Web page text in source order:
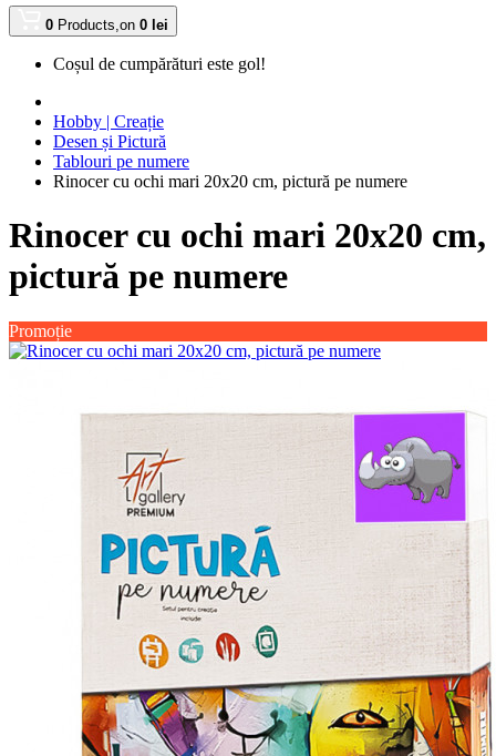
0 Products,on 0 lei
Coșul de cumpărături este gol!
Hobby | Creație
Desen și Pictură
Tablouri pe numere
Rinocer cu ochi mari 20x20 cm, pictură pe numere
Rinocer cu ochi mari 20x20 cm,
pictură pe numere
Promoție